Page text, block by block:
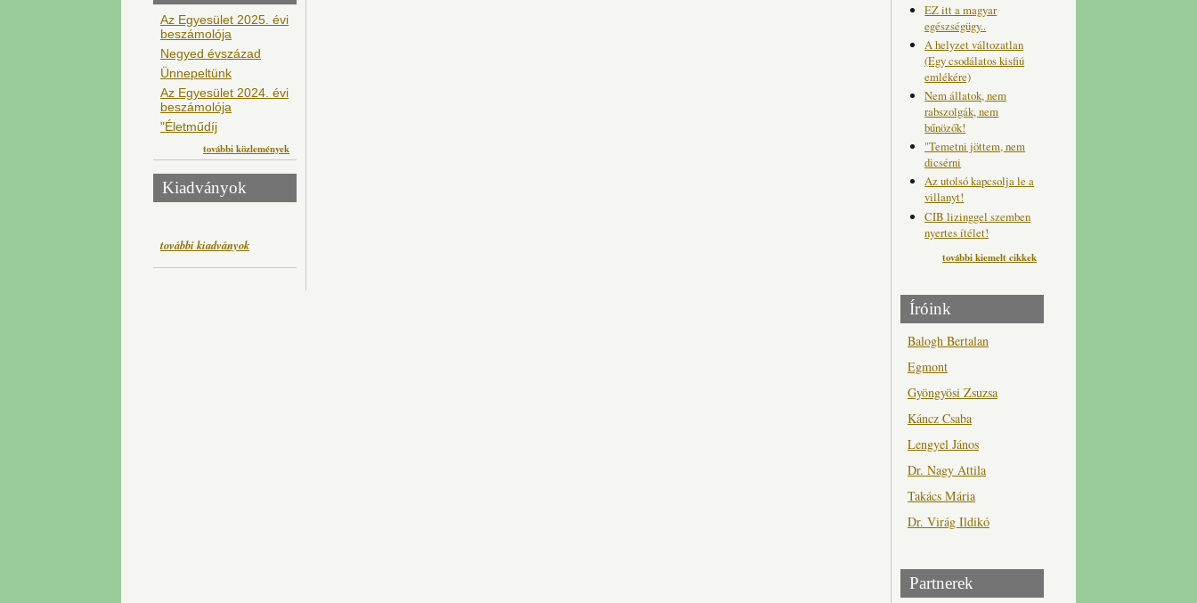
Az Egyesület 2025. évi
beszámolója
Negyed évszázad
Ünnepeltünk
Az Egyesület 2024. évi
beszámolója
"Életműdíj
további közlemények
Kiadványok
további kiadványok
EZ itt a magyar
egészségügy..
A helyzet változatlan
(Egy csodálatos kisfiú
emlékére)
Nem állatok, nem
rabszolgák, nem
bűnözők!
"Temetni jöttem, nem
dicsérni
Az utolsó kapcsolja le a
villanyt!
CIB lizinggel szemben
nyertes ítélet!
további kiemelt cikkek
Íróink
Balogh Bertalan
Egmont
Gyöngyösi Zsuzsa
Káncz Csaba
Lengyel János
Dr. Nagy Attila
Takács Mária
Dr. Virág Ildikó
Partnerek